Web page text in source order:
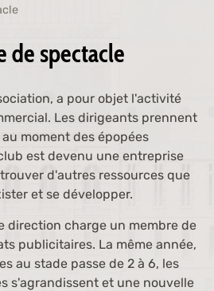
de spectacle
a pour objet l'activité
Les dirigeants prennent
moment des épopées
est devenu une entreprise
d'autres ressources que
et se développer.
direction charge un membre de
publicitaires. La même année,
au stade passe de 2 à 6, les
s'agrandissent et une nouvelle